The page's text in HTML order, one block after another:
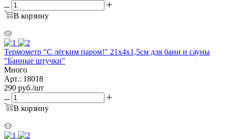
В корзину
Термометр "С лёгким паром!" 21х4х1,5см для бани и сауны
"Банные штучки"
Много
Арт.: 18018
290 руб./шт
В корзину